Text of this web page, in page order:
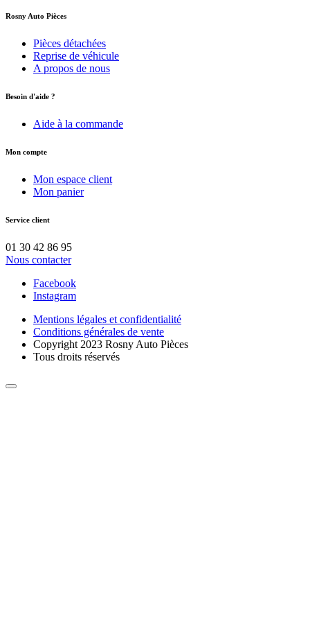
Rosny Auto Pièces
Pièces détachées
Reprise de véhicule
A propos de nous
Besoin d'aide ?
Aide à la commande
Mon compte
Mon espace client
Mon panier
Service client
01 30 42 86 95
Nous contacter
Facebook
Instagram
Mentions légales et confidentialité
Conditions générales de vente
Copyright 2023 Rosny Auto Pièces
Tous droits réservés